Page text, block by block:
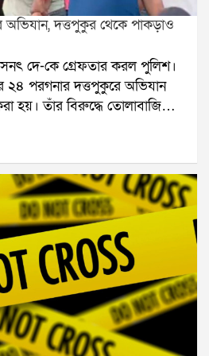
অভিযান, দত্তপুকুর থেকে পাকড়াও
সনৎ দে-কে গ্রেফতার করল পুলিশ।
২৪ পরগনার দত্তপুকুরে অভিযান
হয়। তাঁর বিরুদ্ধে তোলাবাজি
অভিযোগ রয়েছে বলে পুলিশ সূত্রে
বারাকপুর আদালতে তোলা
নৈহাটি বিধানসভা কেন্দ্র
দে। তবে তার আগে থেকেই তাঁর
স্থানীয় সূত্রে তাঁর
জমি দখলের অভিযোগ ছিল বলে
নির্বাচনের পর ভোট
তাঁর নাম জড়িয়েছিল বলে
নির্বাচনের পর রাজ্যে
এরপর সনৎ দে-র বিরুদ্ধে থানায়
সেই অভিযোগগুলির ভিত্তিতে
সূত্র ধরেই শুক্রবার রাতে